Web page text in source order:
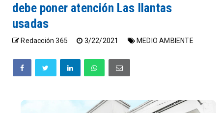
debe poner atención Las llantas
usadas
Redacción 365 3/22/2021 MEDIO AMBIENTE